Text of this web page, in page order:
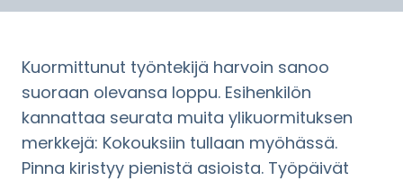
Kuormittunut työntekijä harvoin sanoo
suoraan olevansa loppu. Esihenkilön
kannattaa seurata muita ylikuormituksen
merkkejä: Kokouksiin tullaan myöhässä.
Pinna kiristyy pienistä asioista. Työpäivät